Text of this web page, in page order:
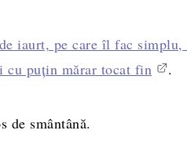
iaurt, pe care îl fac simplu,
cu puțin mărar tocat fin
.
de smântână.